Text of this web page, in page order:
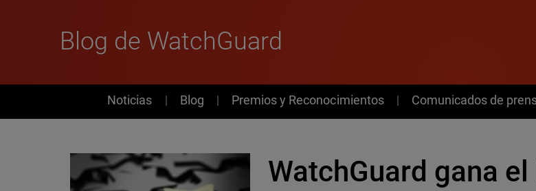
Blog de WatchGuard
News
Noticias Blog Premios y Reconocimientos Comunicados de
WatchGuard gana